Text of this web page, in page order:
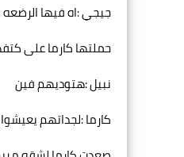
جيجي :اه فيها الرضعه
حملتها كارما على
نبيل :هتوديهم فين
كارما :لجداتهم